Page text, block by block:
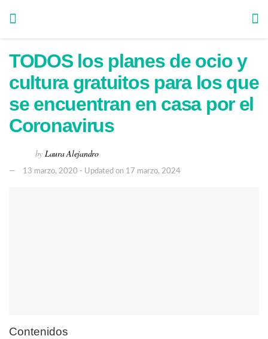
TODOS los planes de ocio y
cultura gratuitos para los que
se encuentran en casa por el
Coronavirus
by Laura Alejandro
13 marzo, 2020 - Updated on 17 marzo, 2024
Contenidos